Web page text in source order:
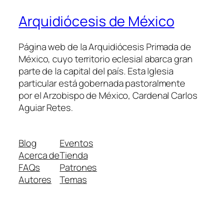
Arquidiócesis de México
Página web de la Arquidiócesis Primada de
México, cuyo territorio eclesial abarca gran
parte de la capital del país. Esta Iglesia
particular está gobernada pastoralmente
por el Arzobispo de México, Cardenal Carlos
Aguiar Retes.
Blog
Acerca de
FAQs
Autores
Eventos
Tienda
Patrones
Temas